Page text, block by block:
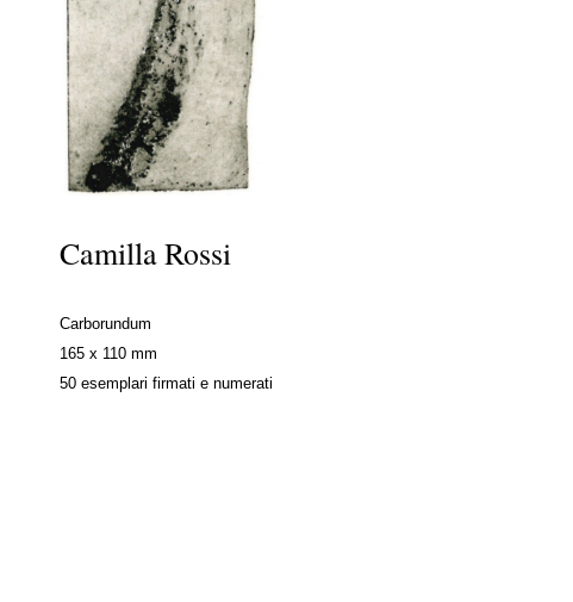
Camilla Rossi
Carborundum
165 x 110 mm
50 esemplari firmati e numerati